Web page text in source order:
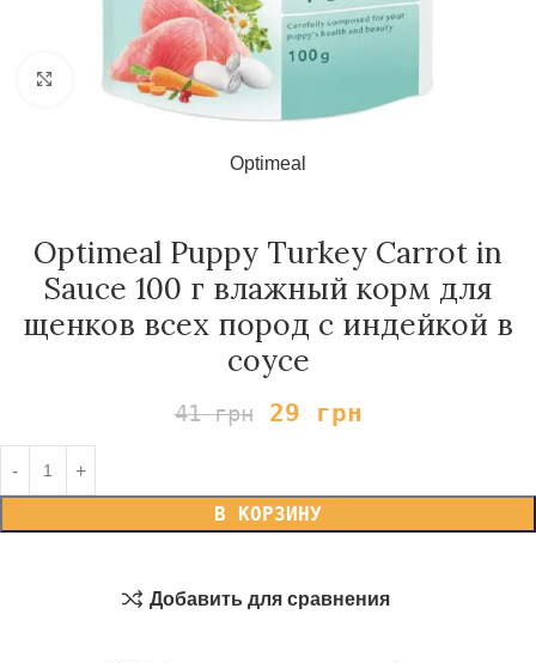
Нажмите, чтобы увеличить
Optimeal
Optimeal Puppy Turkey Carrot in
Sauce 100 г влажный корм для
щенков всех пород с индейкой в
соусе
41грн 29 грн
В КОРЗИНУ
Добавить для сравнения